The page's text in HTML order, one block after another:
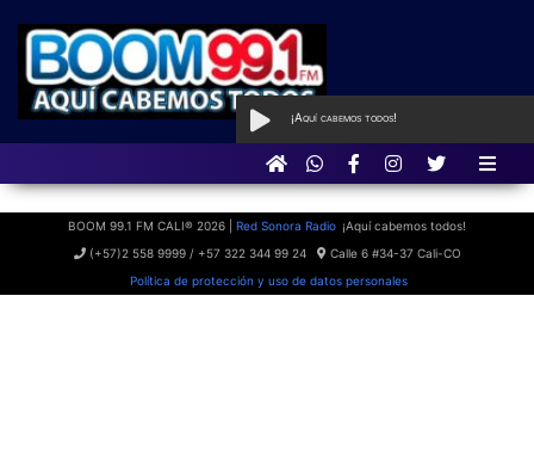
AL AIRE
con Boom Party
¡Aquí cabemos todos!
BOOM 99.1 FM CALI® 2026 | Red Sonora Radio ¡Aquí cabemos todos!
(+57)2 558 9999 / +57 322 344 99 24
Calle 6 #34-37 Cali-CO
Política de protección y uso de datos personales